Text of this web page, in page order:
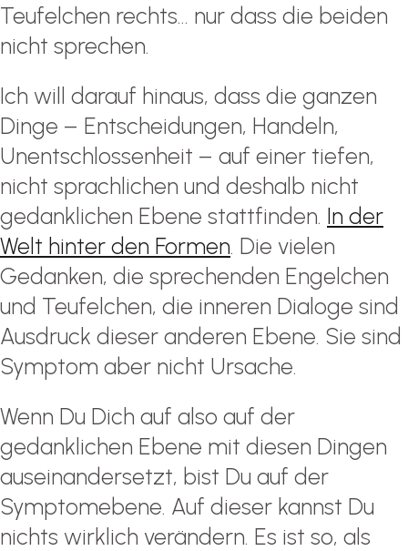
Teufelchen rechts… nur dass die beiden
nicht sprechen.
Ich will darauf hinaus, dass die ganzen
Dinge – Entscheidungen, Handeln,
Unentschlossenheit – auf einer tiefen,
nicht sprachlichen und deshalb nicht
gedanklichen Ebene stattfinden. In der
Welt hinter den Formen. Die vielen
Gedanken, die sprechenden Engelchen
und Teufelchen, die inneren Dialoge sind
Ausdruck dieser anderen Ebene. Sie sind
Symptom aber nicht Ursache.
Wenn Du Dich auf also auf der
gedanklichen Ebene mit diesen Dingen
auseinandersetzt, bist Du auf der
Symptomebene. Auf dieser kannst Du
nichts wirklich verändern. Es ist so, als